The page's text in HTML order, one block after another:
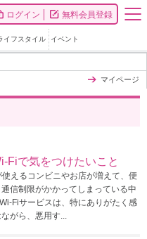
ログイン 無料会員登録
イフスタイル イベント
マイページ
Fiで気をつけたいこと
えるコンビニやお店が増えて、便
信制限がかかってしまっている中
Fiサービスは、特にありがたく感
がら、悪用す...